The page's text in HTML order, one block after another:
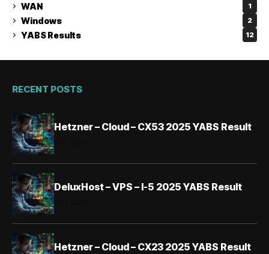
WAN 1
Windows 2
YABS Results 12
RECENT POSTS
Hetzner – Cloud – CX53 2025 YABS Result
DeluxHost – VPS – I-5 2025 YABS Result
Hetzner – Cloud – CX23 2025 YABS Result